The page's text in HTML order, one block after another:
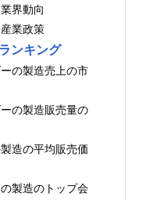
業界動向
産業政策
ンキング